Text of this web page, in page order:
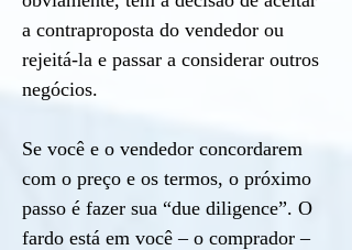
a contraproposta do vendedor ou
rejeitá-la e passar a considerar outros
negócios.
Se você e o vendedor concordarem
com o preço e os termos, o próximo
passo é fazer sua “due diligence”. O
fardo está em você – o comprador –